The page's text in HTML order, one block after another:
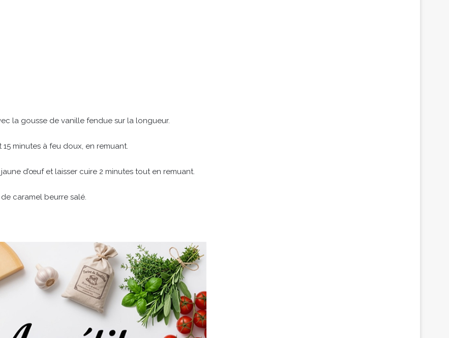
la gousse de vanille fendue sur la longueur.
minutes à feu doux, en remuant.
d’œuf et laisser cuire 2 minutes tout en remuant.
caramel beurre salé.